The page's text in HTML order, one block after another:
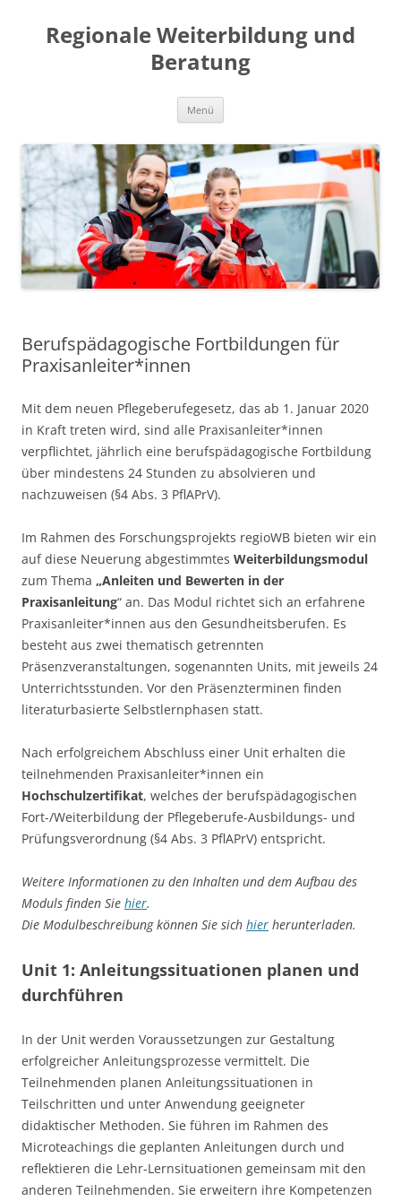
Regionale Weiterbildung und
Beratung
Menü
Berufspädagogische Fortbildungen für
Praxisanleiter*innen
Mit dem neuen Pflegeberufegesetz, das ab 1. Januar 2020
in Kraft treten wird, sind alle Praxisanleiter*innen
verpflichtet, jährlich eine berufspädagogische Fortbildung
über mindestens 24 Stunden zu absolvieren und
nachzuweisen (§4 Abs. 3 PflAPrV).
Im Rahmen des Forschungsprojekts regioWB bieten wir ein
auf diese Neuerung abgestimmtes Weiterbildungsmodul
zum Thema „Anleiten und Bewerten in der
Praxisanleitung“ an. Das Modul richtet sich an erfahrene
Praxisanleiter*innen aus den Gesundheitsberufen. Es
besteht aus zwei thematisch getrennten
Präsenzveranstaltungen, sogenannten Units, mit jeweils 24
Unterrichtsstunden. Vor den Präsenzterminen finden
literaturbasierte Selbstlernphasen statt.
Nach erfolgreichem Abschluss einer Unit erhalten die
teilnehmenden Praxisanleiter*innen ein
Hochschulzertifikat, welches der berufspädagogischen
Fort-/Weiterbildung der Pflegeberufe-Ausbildungs- und
Prüfungsverordnung (§4 Abs. 3 PflAPrV) entspricht.
Weitere Informationen zu den Inhalten und dem Aufbau des
Moduls finden Sie hier.
Die Modulbeschreibung können Sie sich hier herunterladen.
Unit 1: Anleitungssituationen planen und
durchführen
In der Unit werden Voraussetzungen zur Gestaltung
erfolgreicher Anleitungsprozesse vermittelt. Die
Teilnehmenden planen Anleitungssituationen in
Teilschritten und unter Anwendung geeigneter
didaktischer Methoden. Sie führen im Rahmen des
Microteachings die geplanten Anleitungen durch und
reflektieren die Lehr-Lernsituationen gemeinsam mit den
anderen Teilnehmenden. Sie erweitern ihre Kompetenzen